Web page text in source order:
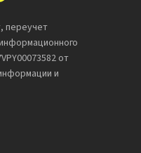
переучет
от
и